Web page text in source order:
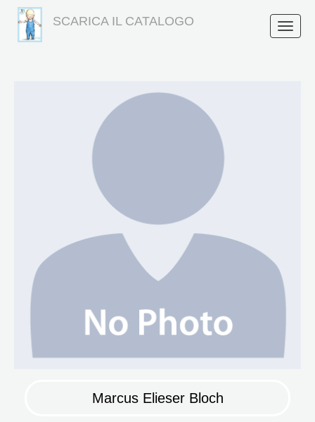
Toggle
SCARICA IL CATALOGO
Marcus Elieser Bloch